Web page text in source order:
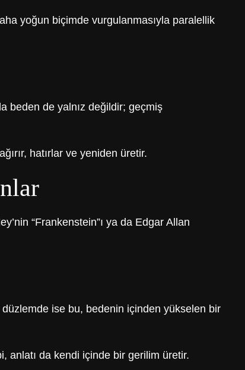
yoğun biçimde vurgulanmasıyla paralellik
beden de yalnız değildir; geçmiş
hatırlar ve yeniden üretir.
“Frankenstein”ı ya da Edgar Allan
düzlemde ise bu, bedenin içinden yükselen bir
anlatı da kendi içinde bir gerilim üretir.